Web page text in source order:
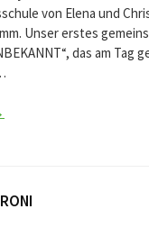
von Elena und
Unser erstes
das am Tag